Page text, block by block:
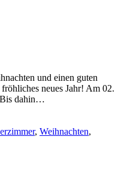
und einen guten
neues Jahr! Am 02.
Bis dahin…
, Weihnachten,